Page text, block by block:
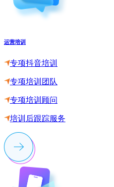
运营培训
专项抖音培训
专项培训团队
专项培训顾问
培训后跟踪服务